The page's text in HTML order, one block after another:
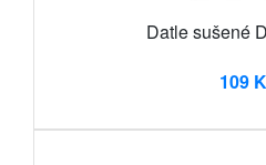
Datle sušené
109